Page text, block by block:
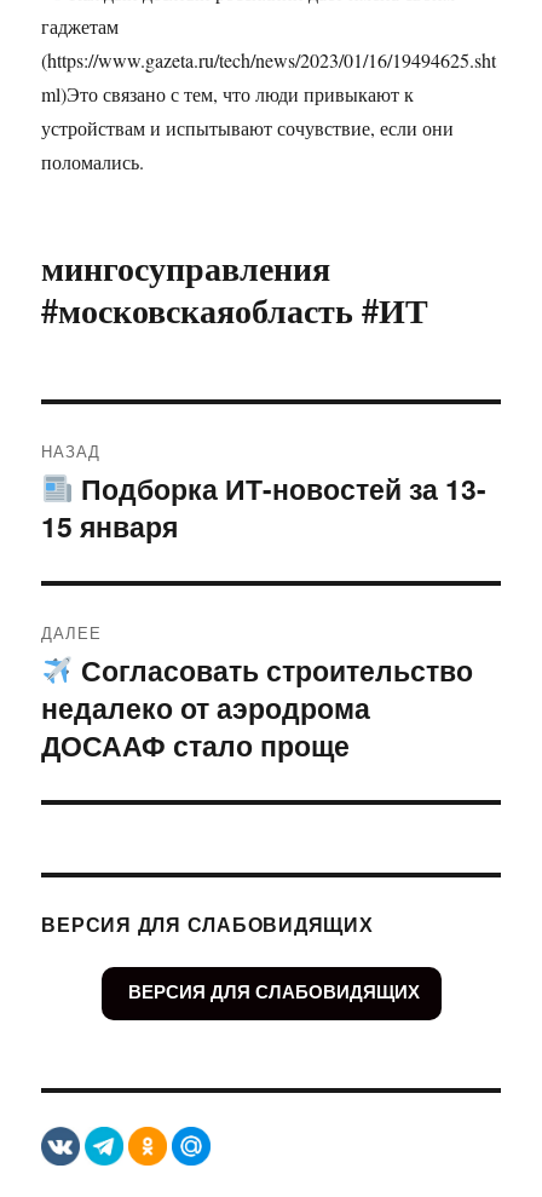
гаджетам
(https://www.gazeta.ru/tech/news/2023/01/16/19494625.sht
ml)Это связано с тем, что люди привыкают к
устройствам и испытывают сочувствие, если они
поломались.
мингосуправления
#московскаяобласть #ИТ
по
записям
НАЗАД
Предыдущая
запись:
Подборка ИТ-новостей за 13-
15 января
ДАЛЕЕ
Следующая
запись:
Согласовать строительство
недалеко от аэродрома
ДОСААФ стало проще
ВЕРСИЯ ДЛЯ СЛАБОВИДЯЩИХ
ВЕРСИЯ ДЛЯ СЛАБОВИДЯЩИХ